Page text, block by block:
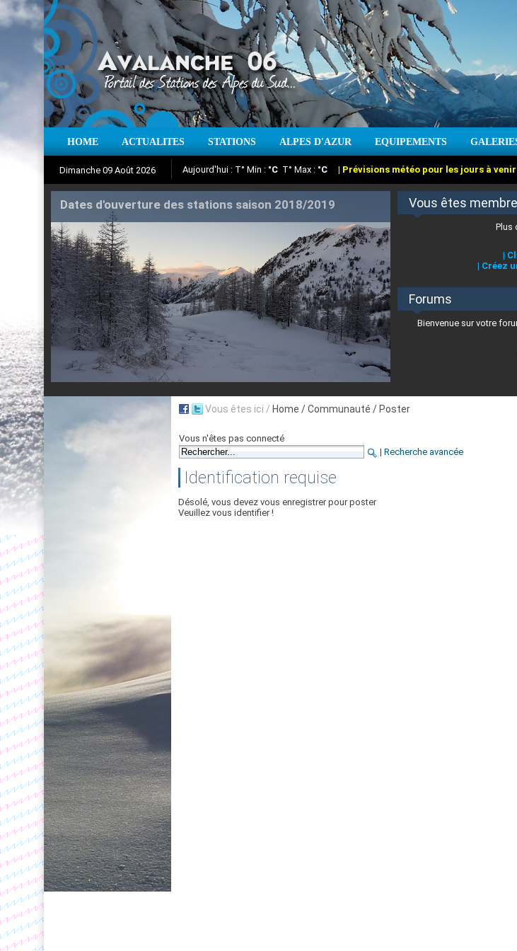
HOME ACTUALITES STATIONS ALPES D'AZUR EQUIPEMENTS
Dimanche 09 Août 2026
Aujourd'hui : T° Min :°C T° Max :°C |Prévisions météo pour les jours à venir
Iso à 0° : Neige sur 12 heures :cmVent : Prévisions météo pour les jours
Suivez en direct l'actualité des stations des Alpes-Maritimes
Vous êtes
Plus
|
| Créez
Forums
Bienvenue sur votre
Vous êtes ici / Home / Communauté / Poster
Vous n'êtes pas connecté
| Recherche avancée
Identification requise
Désolé, vous devez vous enregistrer pour poster
Veuillez vous identifier !